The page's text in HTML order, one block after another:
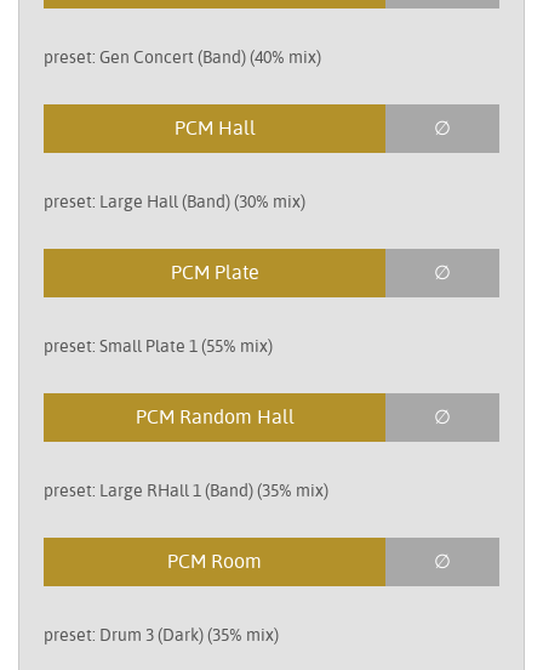
preset: Gen Concert (Band) (40% mix)
PCM Hall ∅
preset: Large Hall (Band) (30% mix)
PCM Plate ∅
preset: Small Plate 1 (55% mix)
PCM Random Hall ∅
preset: Large RHall 1 (Band) (35% mix)
PCM Room ∅
preset: Drum 3 (Dark) (35% mix)